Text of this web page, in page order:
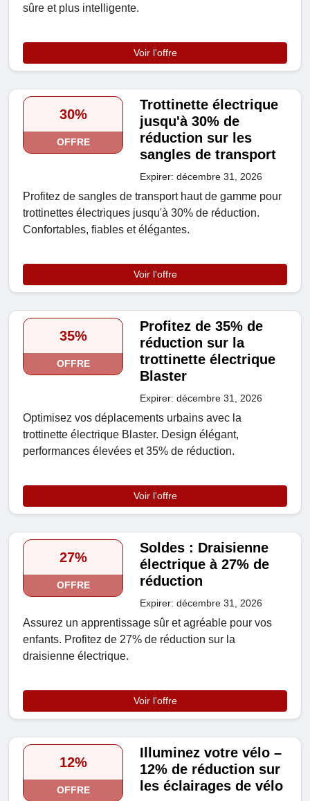
sûre et plus intelligente.
Voir l'offre
30%
OFFRE
Trottinette électrique
jusqu'à 30% de
réduction sur les
sangles de transport
Expirer: décembre 31, 2026
Profitez de sangles de transport haut de gamme pour
trottinettes électriques jusqu'à 30% de réduction.
Confortables, fiables et élégantes.
Voir l'offre
35%
OFFRE
Profitez de 35% de
réduction sur la
trottinette électrique
Blaster
Expirer: décembre 31, 2026
Optimisez vos déplacements urbains avec la
trottinette électrique Blaster. Design élégant,
performances élevées et 35% de réduction.
Voir l'offre
27%
OFFRE
Soldes : Draisienne
électrique à 27% de
réduction
Expirer: décembre 31, 2026
Assurez un apprentissage sûr et agréable pour vos
enfants. Profitez de 27% de réduction sur la
draisienne électrique.
Voir l'offre
12%
OFFRE
Illuminez votre vélo –
12% de réduction sur
les éclairages de vélo